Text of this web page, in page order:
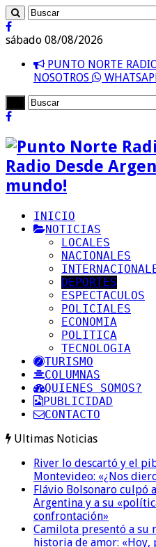
sábado 08/08/2026
PUNTO NORTE
NOSOTROS
Radio Desde
mundo!
INICIO
NOTICIAS
LOCALES
NACIONALES
DEPORTES
ESPECTACULOS
POLICIALES
ECONOMIA
POLITICA
TECNOLOGIA
TURISMO
COLUMNAS
QUIENES SOMOS?
PUBLICIDAD
CONTACTO
Ultimas Noticias
River lo descartó y el
Montevideo: «¿Nos
Flávio Bolsonaro culpó
Argentina y a su
confrontación»
Camilota presentó a su
historia de amor: